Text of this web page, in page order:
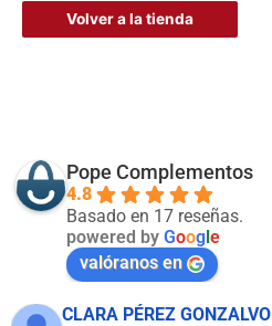
Volver a la tienda
Pope Complementos
4.8
Basado en 17 reseñas.
powered by Google
valóranos en
CLARA PÉREZ GONZALVO